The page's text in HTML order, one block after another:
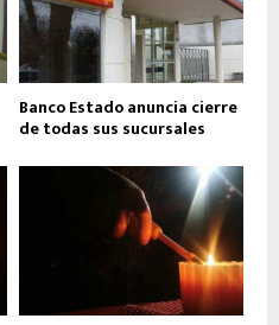
Banco Estado anuncia cierre
de todas sus sucursales